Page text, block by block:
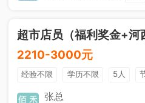
超市店员（福利奖金+河
2210-3000元
经验不限 学历不限 5人
综合补贴张总